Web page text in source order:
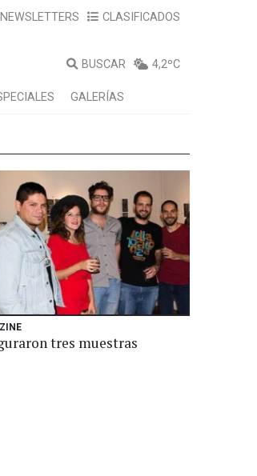
NEWSLETTERS CLASIFICADOS
BUSCAR 4,2ºC
GALERÍAS
tres muestras